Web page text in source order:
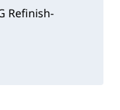
Refinish-